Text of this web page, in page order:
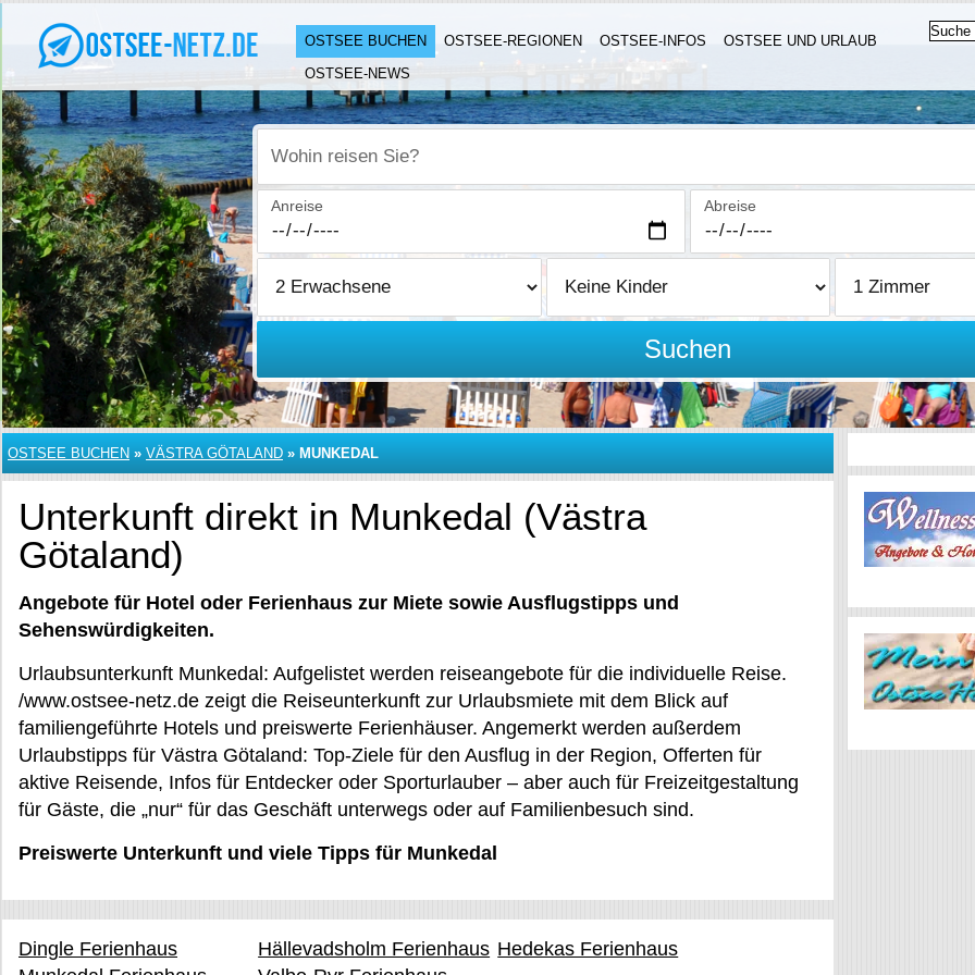
OSTSEE BUCHEN OSTSEE-REGIONEN OSTSEE-INFOS
OSTSEE UND URLAUB
OSTSEE-NEWS
Wohin reisen Sie?
Anreise Abreise
Suchen
OSTSEE BUCHEN » VÄSTRA GÖTALAND » MUNKEDAL
Unterkunft direkt in Munkedal (Västra
Götaland)
Angebote für Hotel oder Ferienhaus zur Miete sowie Ausflugstipps und
Sehenswürdigkeiten.
Urlaubsunterkunft Munkedal: Aufgelistet werden reiseangebote für die individuelle Reise.
/www.ostsee-netz.de zeigt die Reiseunterkunft zur Urlaubsmiete mit dem Blick auf
familiengeführte Hotels und preiswerte Ferienhäuser. Angemerkt werden außerdem
Urlaubstipps für Västra Götaland: Top-Ziele für den Ausflug in der Region, Offerten für
aktive Reisende, Infos für Entdecker oder Sporturlauber – aber auch für Freizeitgestaltung
für Gäste, die „nur“ für das Geschäft unterwegs oder auf Familienbesuch sind.
Preiswerte Unterkunft und viele Tipps für Munkedal
Dingle Ferienhaus Hällevadsholm Ferienhaus Hedekas Ferienhaus